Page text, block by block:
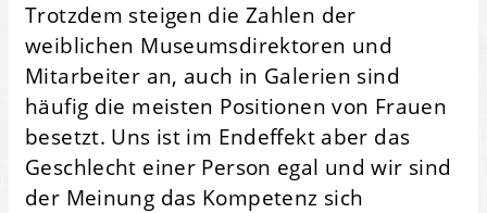
Trotzdem steigen die Zahlen der
weiblichen Museumsdirektoren und
Mitarbeiter an, auch in Galerien sind
häufig die meisten Positionen von Frauen
besetzt. Uns ist im Endeffekt aber das
Geschlecht einer Person egal und wir sind
der Meinung das Kompetenz sich